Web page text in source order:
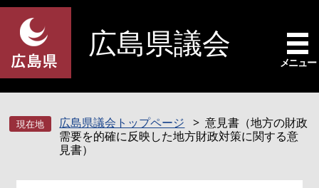
ペ
先
頭
す
メ
を
飛
し
広島県議会
メニュー
広島県議会トップページ
意見書（地方の財政
需要を的確に反映した地方財政対策に関する意
見書）